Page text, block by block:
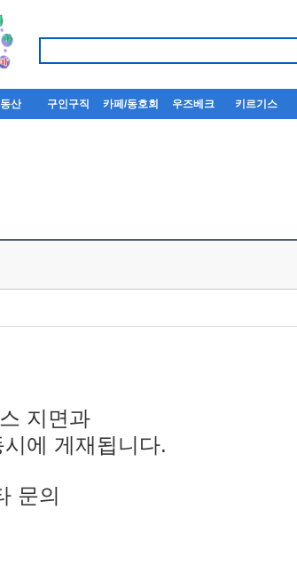
산 구인구직 카페/동호회 우즈베크 키르기스
지면과
에 게재됩니다.
문의